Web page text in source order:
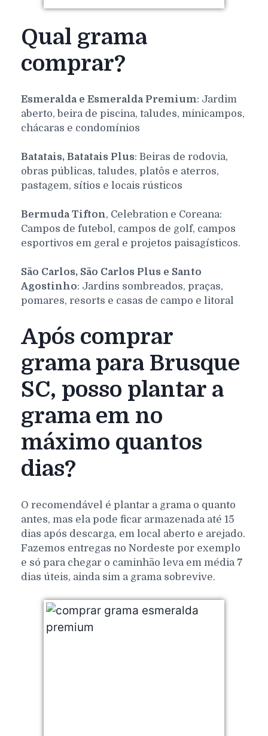
Qual grama
comprar?
Esmeralda e Esmeralda Premium: Jardim
aberto, beira de piscina, taludes, minicampos,
chácaras e condomínios
Batatais, Batatais Plus: Beiras de rodovia,
obras públicas, taludes, platôs e aterros,
pastagem, sítios e locais rústicos
Bermuda Tifton, Celebration e Coreana:
Campos de futebol, campos de golf, campos
esportivos em geral e projetos paisagísticos.
São Carlos, São Carlos Plus e Santo
Agostinho: Jardins sombreados, praças,
pomares, resorts e casas de campo e litoral
Após comprar
grama para Brusque
SC, posso plantar a
grama em no
máximo quantos
dias?
O recomendável é plantar a grama o quanto
antes, mas ela pode ficar armazenada até 15
dias após descarga, em local aberto e arejado.
Fazemos entregas no Nordeste por exemplo
e só para chegar o caminhão leva em média 7
dias úteis, ainda sim a grama sobrevive.